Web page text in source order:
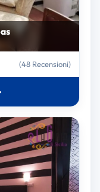
(48 Recensioni)